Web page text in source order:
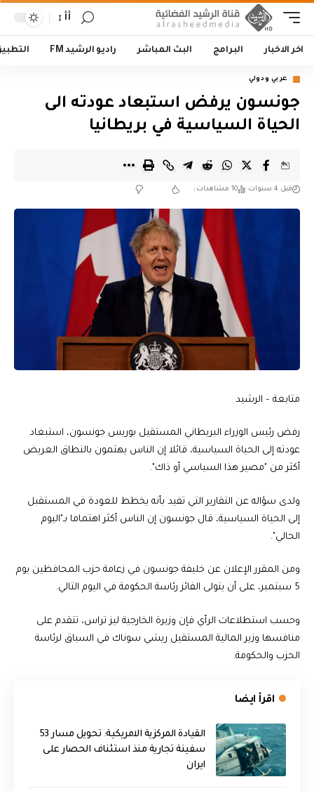
أأ
اخر الاخبار البرامج البث المباشر راديو الرشيد FM
عربي ودولي
جونسون يرفض استبعاد عودته الى
الحياة السياسية في بريطانيا
قبل 4 سنوات 10 مشاهدات
متابعة – الرشيد
رفض رئيس الوزراء البريطاني المستقيل بوريس جونسون، استبعاد
عودته إلى الحياة السياسية، قائلا إن الناس يهتمون بالنطاق العريض
أكثر من "مصير هذا السياسي أو ذاك".
ولدى سؤاله عن التقارير التي تفيد بأنه يخطط للعودة في المستقبل
إلى الحياة السياسية، قال جونسون إن الناس أكثر اهتماما بـ"اليوم
الحالي".
ومن المقرر الإعلان عن خليفة جونسون في زعامة حزب المحافظين يوم
5 سبتمبر، على أن يتولى الفائز رئاسة الحكومة في اليوم التالي.
وحسب استطلاعات الرأي فإن وزيرة الخارجية ليز تراس، تتقدم على
منافسها وزير المالية المستقيل ريشي سوناك في السباق لرئاسة
الحزب والحكومة.
اقرأ ايضا
القيادة المركزية الامريكية: تحويل مسار 53
سفينة تجارية منذ استئناف الحصار على
ايران